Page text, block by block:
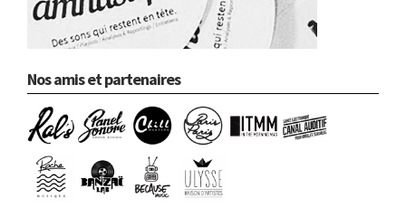
Nos amis et partenaires